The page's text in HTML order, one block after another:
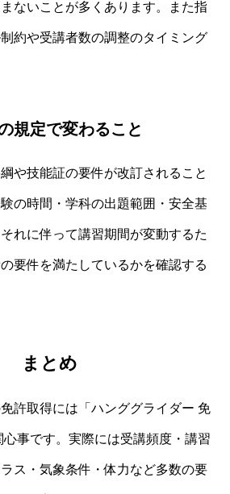
ないことが多くあります。また指
約や受講者数の調整のタイミング
規定で変わること
や技能証の要件が改訂されること
の時間・学科の出題範囲・安全基
れに伴って講習期間が変動するた
要件を満たしているかを確認する
まとめ
許取得には「ハンググライダー 免
事です。実際には受講頻度・講習
ス・気象条件・体力など多数の要